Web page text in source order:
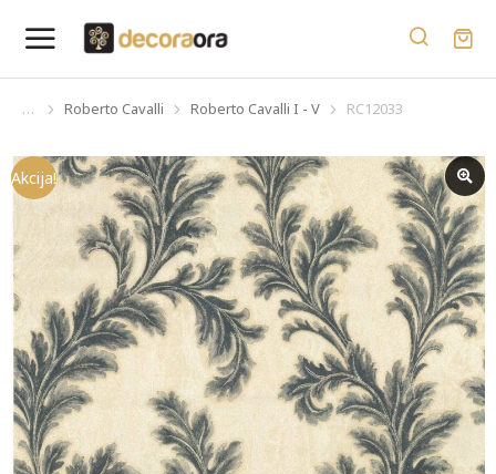
You are here:
Roberto Cavalli Roberto Cavalli I - V RC12033
Akcija!